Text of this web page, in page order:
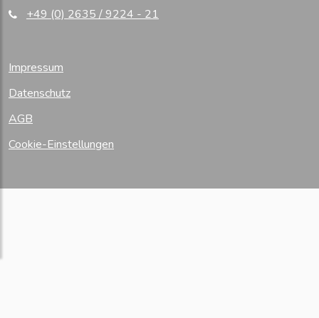
+49 (0) 2635 / 9224 - 21
Impressum
Datenschutz
AGB
Cookie-Einstellungen